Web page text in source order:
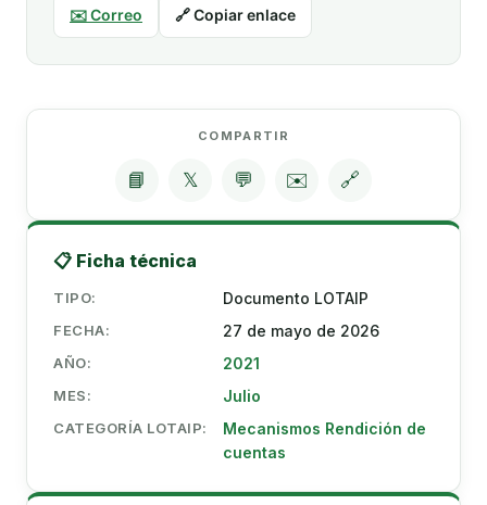
✉️ Correo 🔗 Copiar enlace
COMPARTIR
📘 𝕏 💬 ✉️ 🔗
📋 Ficha técnica
TIPO: Documento LOTAIP
FECHA: 27 de mayo de 2026
AÑO: 2021
MES: Julio
CATEGORÍA LOTAIP:
Mecanismos Rendición de
cuentas